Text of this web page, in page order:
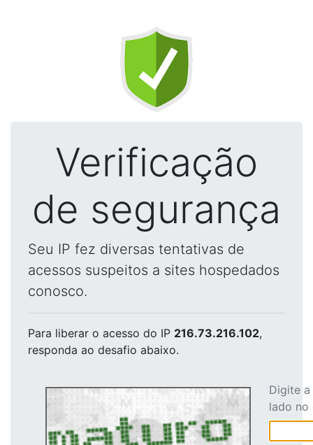
Verificação
de segurança
Seu IP fez diversas tentativas de
acessos suspeitos a sites hospedados
conosco.
Para liberar o acesso do IP 216.73.216.102,
responda ao desafio abaixo.
Digite
lado no